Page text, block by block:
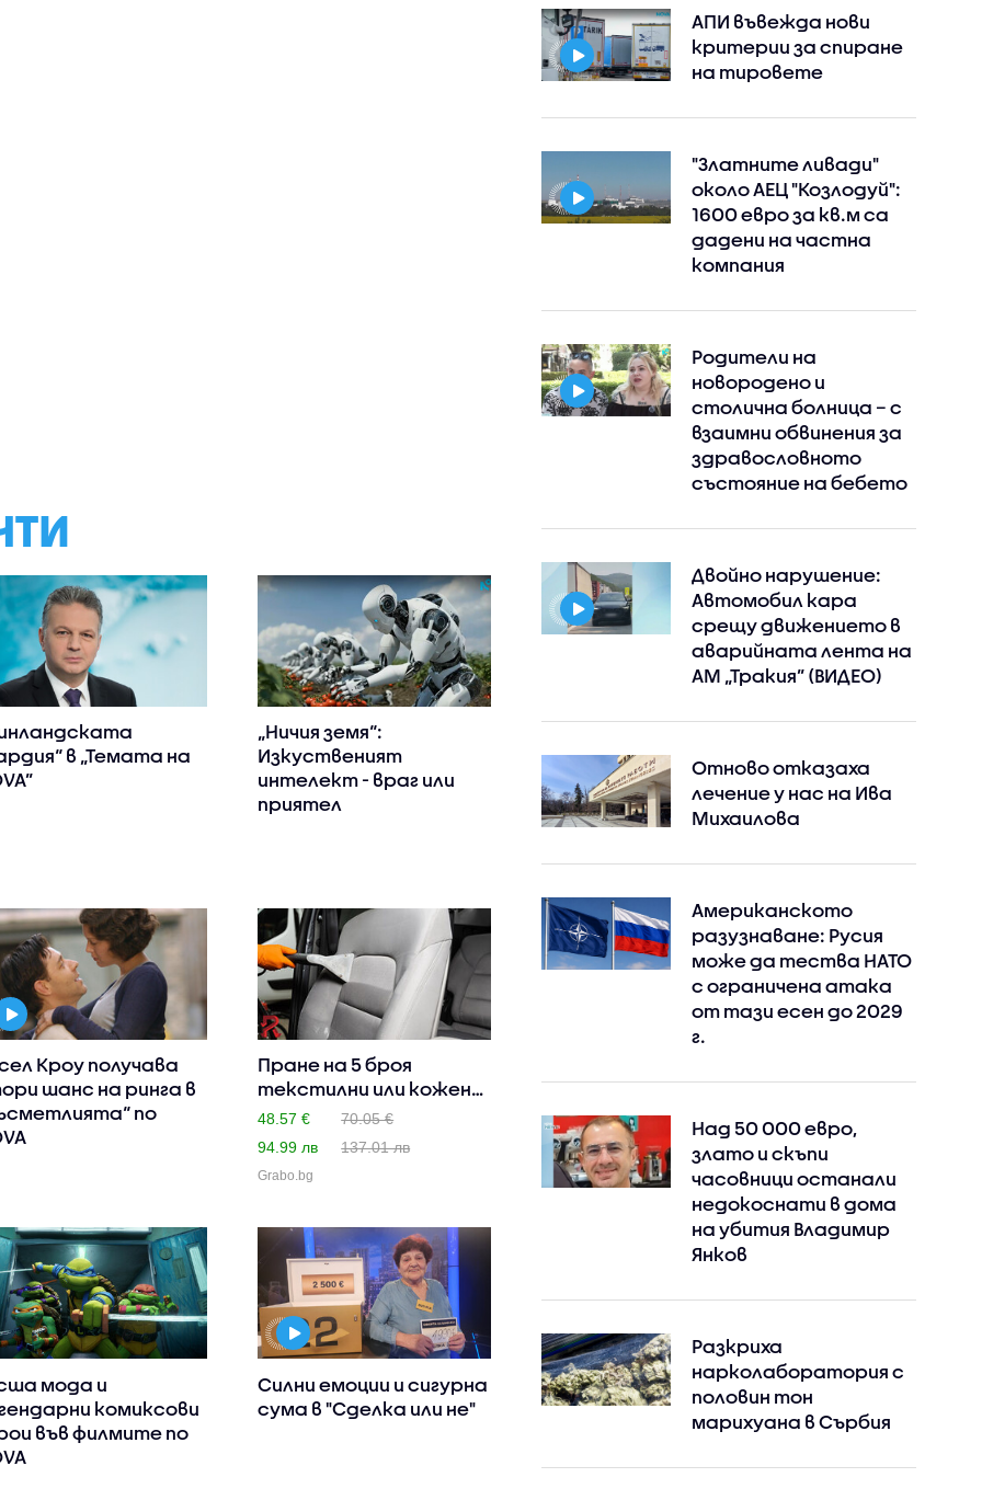
в „Темата на
„Ничия земя“:
Изкуственият
интелект - враг или
приятел
Кроу получава
шанс на ринга в
по
Пране на 5 броя
текстилни или кожени
седалки..
48.57 €
70.05 €
94.99 лв
137.01 лв
Grabo.bg
мода и
комиксови
във филмите по
Силни емоции и сигурна
сума в "Сделка или не"
АПИ въвежда нови
критерии за спиране
на тировете
"Златните ливади"
около АЕЦ "Козлодуй":
1600 евро за кв.м са
дадени на частна
компания
Родители на
новородено и
столична болница – с
взаимни обвинения за
здравословното
състояние на бебето
Двойно нарушение:
Автомобил кара
срещу движението в
аварийната лента на
АМ „Тракия” (ВИДЕО)
Отново отказаха
лечение у нас на Ива
Михаилова
Американското
разузнаване: Русия
може да тества НАТО
с ограничена атака
от тази есен до 2029
г.
Над 50 000 евро,
злато и скъпи
часовници останали
недокоснати в дома
на убития Владимир
Янков
Разкриха
нарколаборатория с
половин тон
марихуана в Сърбия